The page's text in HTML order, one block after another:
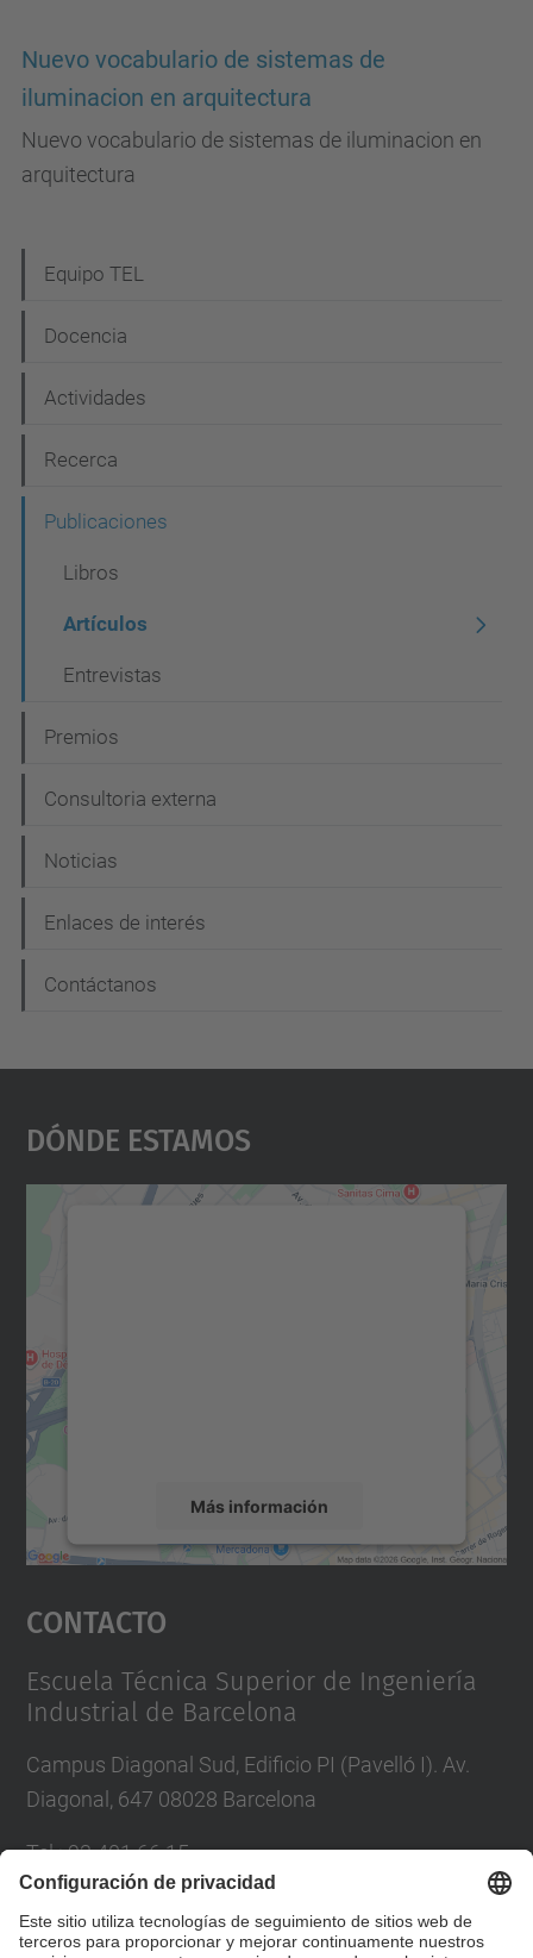
Nuevo vocabulario de sistemas de
iluminacion en arquitectura
Nuevo vocabulario de sistemas de iluminacion en
arquitectura
a
v
g
a
Equipo TEL
Docencia
Actividades
Recerca
Publicaciones
Libros
Artículos
Entrevistas
Premios
Consultoria externa
Noticias
Enlaces de interés
Contáctanos
Dónde Estamos
Más información
Aceptar
powered by
Contacto
Escuela Técnica Superior de Ingeniería
Industrial de Barcelona
Campus Diagonal Sud, Edificio PI (Pavelló I). Av.
Diagonal, 647 08028 Barcelona
Tel.:93 401 66 15